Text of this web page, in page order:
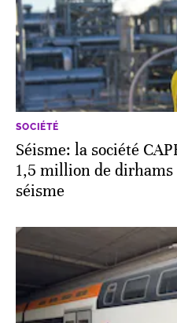
SOCIÉTÉ
Séisme: la société
1,5 million de dirhams
séisme